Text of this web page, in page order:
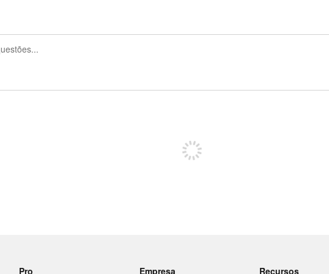
Pro Empresa Recursos